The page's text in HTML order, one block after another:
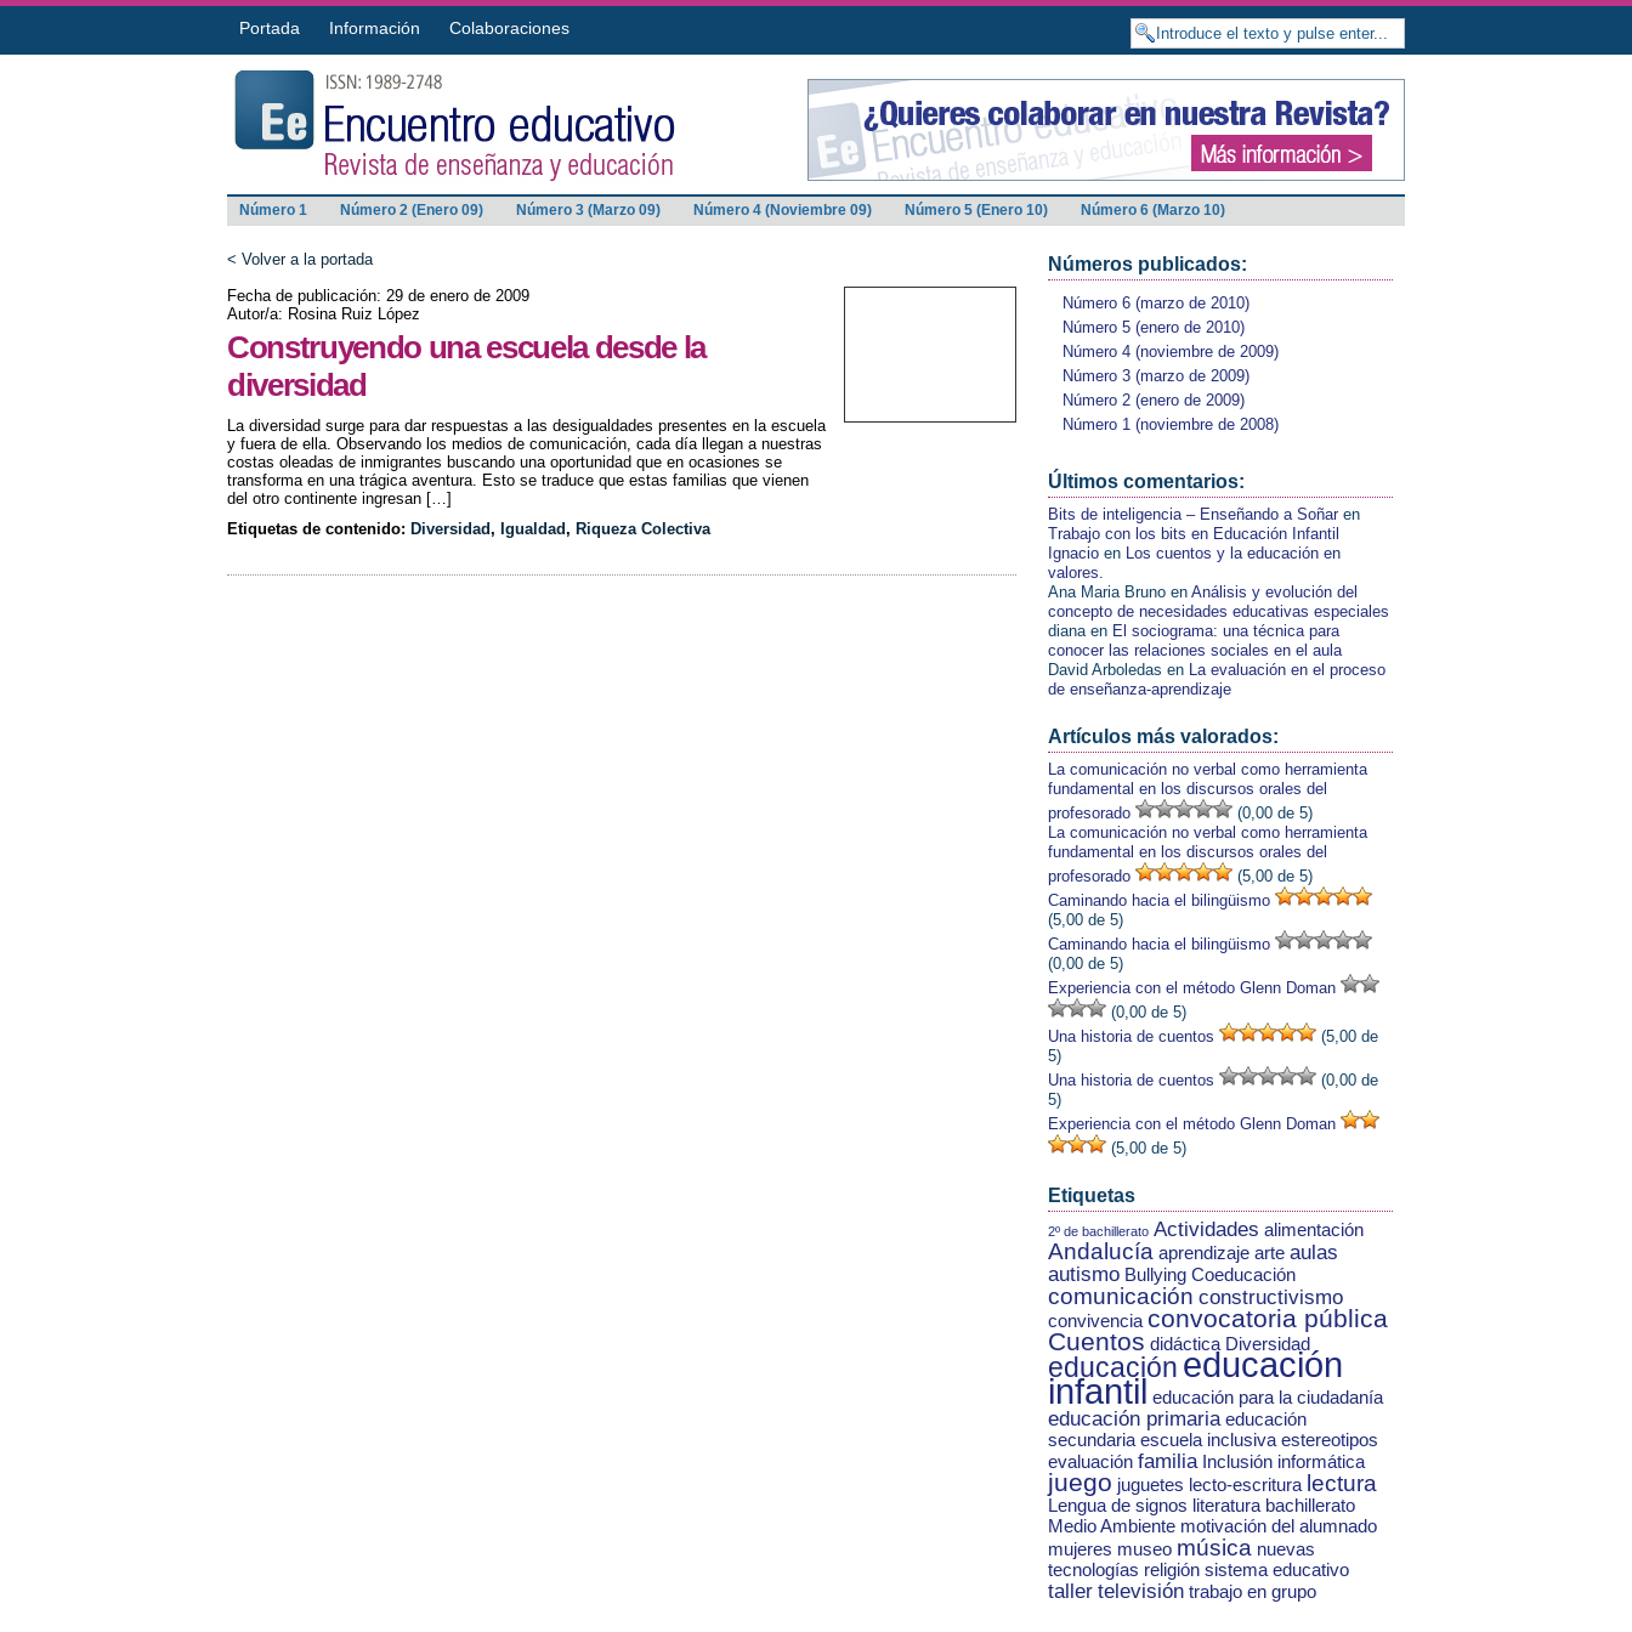
Portada Información Colaboraciones
Número 1 Número 2 (Enero 09) Número 3 (Marzo 09) Número 4 (Noviembre 09) Número 5 (Enero 10) Número 6 (Marzo 10)
< Volver a la portada
Fecha de publicación: 29 de enero de 2009
Autor/a: Rosina Ruiz López
Construyendo una escuela desde la
diversidad
La diversidad surge para dar respuestas a las desigualdades presentes en la escuela
y fuera de ella. Observando los medios de comunicación, cada día llegan a nuestras
costas oleadas de inmigrantes buscando una oportunidad que en ocasiones se
transforma en una trágica aventura. Esto se traduce que estas familias que vienen
del otro continente ingresan […]
Etiquetas de contenido: Diversidad, Igualdad, Riqueza Colectiva
Números publicados:
Número 6 (marzo de 2010)
Número 5 (enero de 2010)
Número 4 (noviembre de 2009)
Número 3 (marzo de 2009)
Número 2 (enero de 2009)
Número 1 (noviembre de 2008)
Últimos comentarios:
Bits de inteligencia – Enseñando a Soñar en
Trabajo con los bits en Educación Infantil
Ignacio en Los cuentos y la educación en
valores.
Ana Maria Bruno en Análisis y evolución del
concepto de necesidades educativas especiales
dianaen El sociograma: una técnica para
conocer las relaciones sociales en el aula
David Arboledas en La evaluación en el proceso
de enseñanza-aprendizaje
Artículos más valorados:
La comunicación no verbal como herramienta
fundamental en los discursos orales del
profesorado
(0,00 de 5)
La comunicación no verbal como herramienta
fundamental en los discursos orales del
profesorado
(5,00 de 5)
Caminando hacia el bilingüismo
(5,00 de 5)
Caminando hacia el bilingüismo
(0,00 de 5)
Experiencia con el método Glenn Doman
(0,00 de 5)
Una historia de cuentos
(5,00 de
5)
Una historia de cuentos
(0,00 de
5)
Experiencia con el método Glenn Doman
(5,00 de 5)
Etiquetas
2º de bachillerato Actividades alimentación
Andalucía aprendizaje arte aulas
autismo Bullying Coeducación
comunicación constructivismo
convivencia convocatoria pública
Cuentos didáctica Diversidad
educación educación
infantil educación para la ciudadanía
educación primaria educación
secundaria escuela inclusiva estereotipos
evaluación familia Inclusión informática
juego juguetes lecto-escritura lectura
Lengua de signos literatura bachillerato
Medio Ambiente motivación del alumnado
mujeres museo música nuevas
tecnologías religión sistema educativo
taller televisión trabajo en grupo